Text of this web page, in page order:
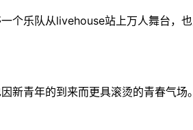
个乐队从livehouse站上万人舞台，
新青年的到来而更具滚烫的青春气场。